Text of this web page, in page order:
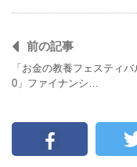
前の記事
「お金の教養フェスティバ
0」ファイナンシ…